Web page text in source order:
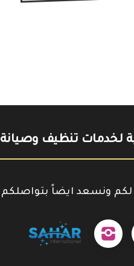
لخدمات تنظيف
لكم ونسعد ايضاً بتواصلكم
@sahar4046
تابعنا